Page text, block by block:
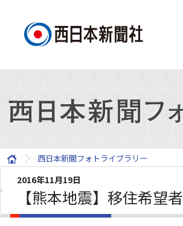
西日本新聞フォトライブラリー
2016年11月19日
【熊本地震】移住希望者